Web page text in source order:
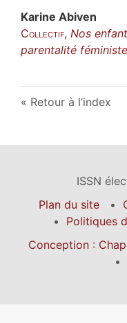
Karine Abiven
Collectif, Nos
parentalité féministe
Retour à l’index
ISSN
Plan du site
Politiques
Conception :